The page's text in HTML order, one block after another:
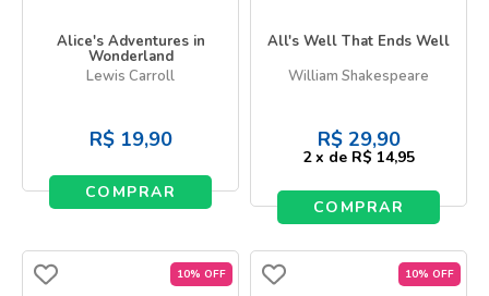
Alice's Adventures in
Wonderland
Lewis Carroll
R$ 19,90
COMPRAR
All's Well That Ends Well
William Shakespeare
R$ 29,90
2 x de R$ 14,95
COMPRAR
10% OFF 10% OFF